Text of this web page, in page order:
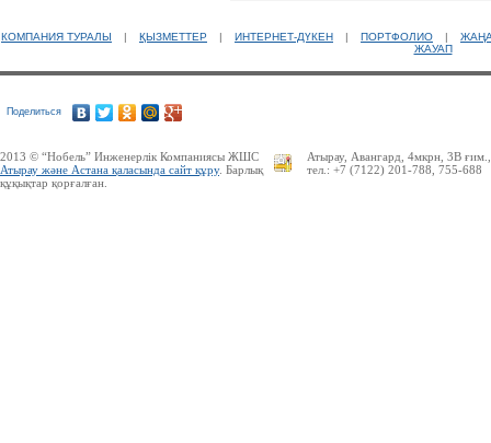
КОМПАНИЯ ТУРАЛЫ | ҚЫЗМЕТТЕР | ИНТЕРНЕТ-ДҮКЕН | ПОРТФОЛИО |
ЖАУАП
Поделиться
2013 © “Нобель” Инженерлік Компаниясы ЖШС
Атырау және Астана қаласында сайт құру. Барлық
құқықтар қорғалған.
Атырау, Авангард, 4мкрн, 3В
тел.: +7 (7122) 201-788, 755-688